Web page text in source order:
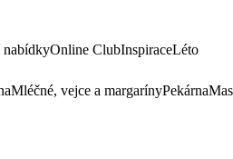
nabídkyOnline ClubInspiraceLéto
Mléčné, vejce a margarínyPekárna